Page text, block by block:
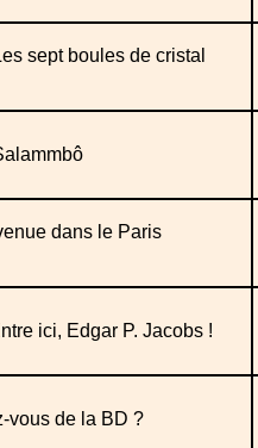
sept boules de cristal
dans le Paris
ici, Edgar P. Jacobs !
vous de la BD ?